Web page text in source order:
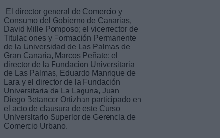
El director general de Comercio y
Consumo del Gobierno de Canarias,
David Mille Pomposo; el vicerrector de
Titulaciones y Formación Permanente
de la Universidad de Las Palmas de
Gran Canaria, Marcos Peñate; el
director de la Fundación Universitaria
de Las Palmas, Eduardo Manrique de
Lara y el director de la Fundación
Universitaria de La Laguna, Juan
Diego Betancor Ortizhan participado en
el acto de clausura de este Curso
Universitario Superior de Gerencia de
Comercio Urbano.